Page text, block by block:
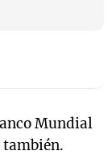
Mundial
también.